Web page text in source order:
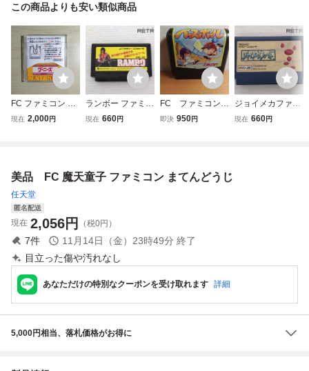
この商品よりも安い類似商品
FC ファミコン デ
ィスクシステム デ
現在 2,000円
ランボー ファミコ
ン FC
現在 660円
FC ファミコン
なんてったって!！
即決 950円
ジョイメカファイ
ト ファミコン FC
現在 660円
美品 FC 魔天童子 ファミコン まてんどうじ
任天堂
匿名配送
現在 2,056円 （税0円）
7件 11月14日（金）23時49分 終了
目立った傷や汚れなし
あなただけの特別なクーポンを受け取れます 詳細
5,000円相当、落札価格がお得に